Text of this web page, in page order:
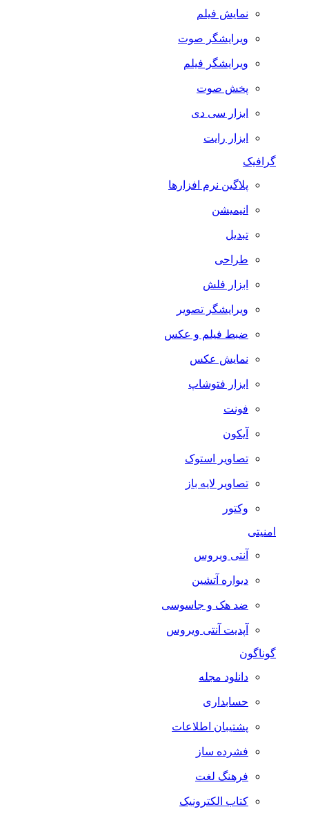
نمایش فیلم
ویرایشگر صوت
ویرایشگر فیلم
پخش صوت
ابزار سی دی
ابزار رایت
گرافیک
پلاگین نرم افزارها
انیمیشن
تبدیل
طراحی
ابزار فلش
ویرایشگر تصویر
ضبط فيلم و عكس
نمایش عکس
ابزار فتوشاپ
فونت
آیکون
تصاویر استوک
تصاویر لایه باز
وکتور
امنیتی
آنتی ویروس
دیواره آتشین
ضد هک و جاسوسی
آپدیت آنتی ویروس
گوناگون
دانلود مجله
حسابداری
پشتیبان اطلاعات
فشرده ساز
فرهنگ لغت
کتاب الکترونیک